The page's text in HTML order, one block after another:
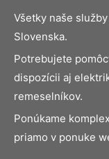
Všetky naše
Slovenska.
Potrebujete
dispozícii aj
remeselníkov.
Ponúkame
priamo v ponuke